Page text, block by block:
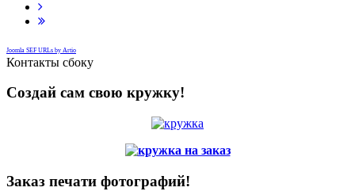
Joomla SEF URLs by Artio
Контакты сбоку
Создай сам свою кружку!
Заказ печати фотографий!